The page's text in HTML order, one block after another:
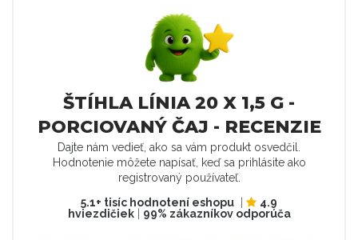
ŠTÍHLA LÍNIA 20 X 1,5 G -
PORCIOVANÝ ČAJ - RECENZIE
Dajte nám vedieť, ako sa vám produkt osvedčil.
Hodnotenie môžete napísať, keď sa prihlásite ako
registrovaný používateľ.
5.1+ tisíc hodnotení eshopu
4.9
hviezdičiek| 99% zákazníkov odporúča